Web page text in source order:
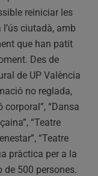
reiniciar les
ciutadà, amb
que han patit
Des de
de UP València
no reglada,
“Dansa
“Teatre
“Teatre
pràctica per a la
de 500 persones.